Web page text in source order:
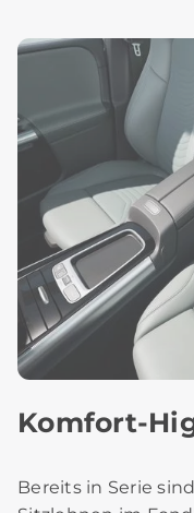
Komfort-
Bereits in Serie